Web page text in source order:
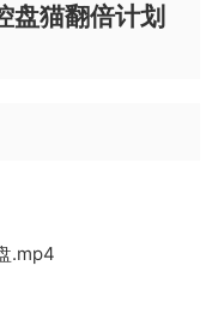
盘猫翻倍计划
.mp4